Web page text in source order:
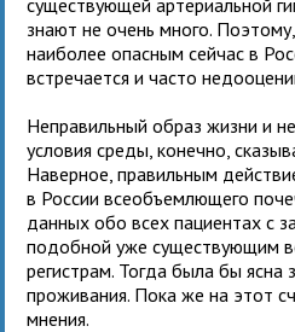
знают не очень много.
наиболее опасным сейчас в
встречается и часто
Неправильный образ жизни и
условия среды, конечно,
Наверное, правильным
в России всеобъемлющего
данных обо всех пациентах с
подобной уже существующим
регистрам. Тогда была бы ясна
проживания. Пока же на этот
мнения.